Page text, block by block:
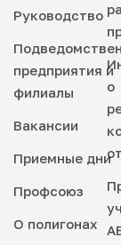
Руководство
предприятия и
филиалы
Вакансии
Приемные дни
Профсоюз
О полигонах
о